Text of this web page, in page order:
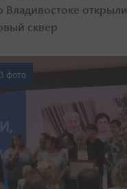
Владивостоке открыли
сквер
фото